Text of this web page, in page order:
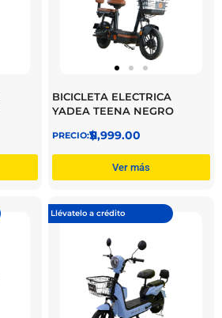
BICICLETA ELECTRICA
YADEA TEENA NEGRO
$
11,999.00
Ver más
Llévatelo a crédito